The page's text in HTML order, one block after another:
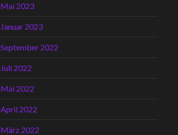
Mai 2023
Januar 2023
September 2022
Juli 2022
Mai 2022
April 2022
März 2022